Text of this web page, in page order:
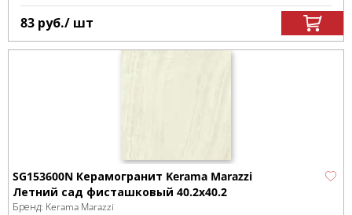
83 руб./ шт
SG153600N Керамогранит Kerama Marazzi
Летний сад фисташковый 40.2х40.2
Бренд: Kerama Marazzi